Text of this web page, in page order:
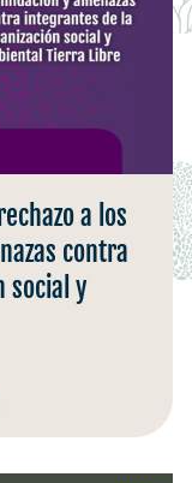
a los
contra
social y